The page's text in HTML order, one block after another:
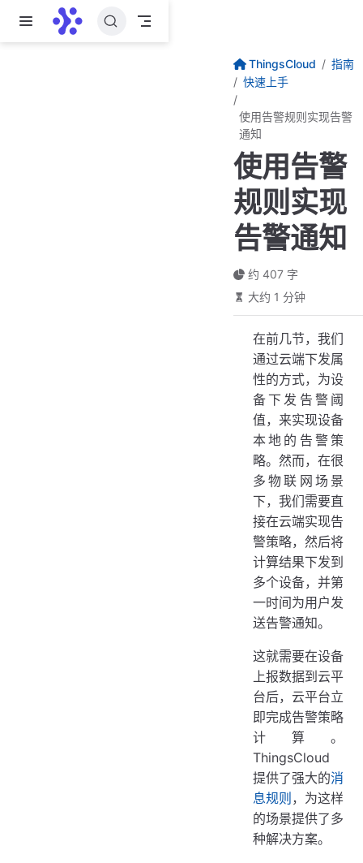
跳至主要內容
ThingsCloud
指南
快速上手
使用告警规则实现告警
通知
使用告警
规则实现
告警通知
约 407 字
大约 1 分钟
在前几节，我们
通过云端下发属
性的方式，为设
备下发告警阈
值，来实现设备
本地的告警策
略。然而，在很
多物联网场景
下，我们需要直
接在云端实现告
警策略，然后将
计算结果下发到
多个设备，并第
一时间为用户发
送告警通知。
这就需要在设备
上报数据到云平
台后，云平台立
即完成告警策略
计算。
ThingsCloud
提供了强大的消
息规则 ，为这样
的场景提供了多
种解决方案。